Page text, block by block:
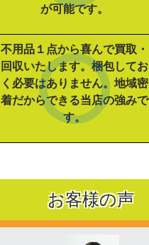
が可能です。
不用品１点から喜んで買取・
回収いたします。梱包してお
く必要はありません。地域密
着だからできる当店の強みで
す。
お客様の声